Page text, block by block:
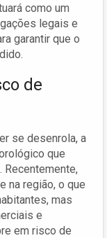
como um
legais e
garantir que o
de
se desenrola, a
que
Recentemente,
na região, o que
mas
e
em risco de